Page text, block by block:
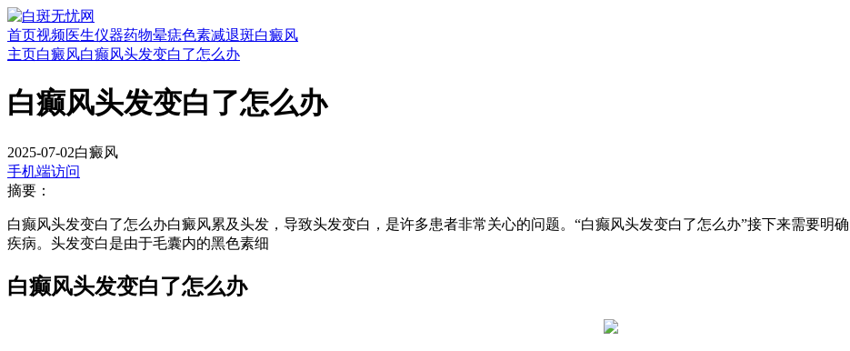
首页视频医生仪器药物晕痣色素减退斑白癜风
主页白癜风白癫风头发变白了怎么办
白癫风头发变白了怎么办
2025-07-02白癜风
手机端访问
摘要：
白癫风头发变白了怎么办白癜风累及头发，导致头发变白，是许多患者非常关心的问题。“白癫风头发变白了怎么办”接下来需要明
疾病。头发变白是由于毛囊内的黑色素细
白癫风头发变白了怎么办